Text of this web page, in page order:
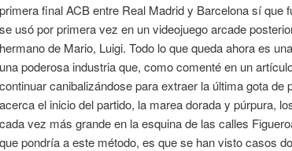
primera final ACB entre Real Madrid y Barcelona sí que
se usó por primera vez en un videojuego arcade
hermano de Mario, Luigi. Todo lo que queda ahora es
una poderosa industria que, como comenté en un
continuar canibalizándose para extraer la última gota de
acerca el inicio del partido, la marea dorada y púrpura,
cada vez más grande en la esquina de las calles
que pondría a este método, es que se han visto casos